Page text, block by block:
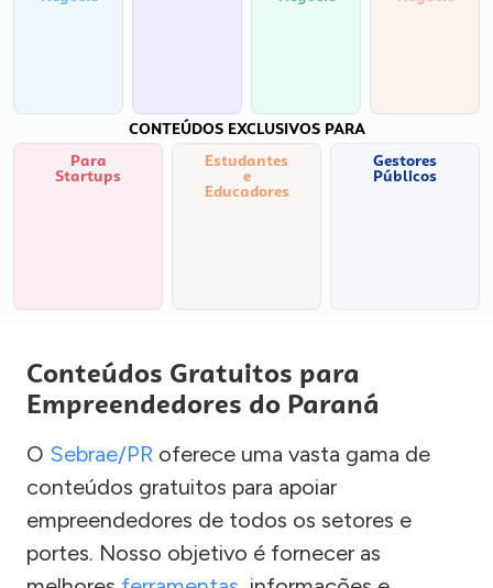
CONTEÚDOS EXCLUSIVOS PARA
Para
Startups
Estudantes
e
Educadores
Gestores
Públicos
Conteúdos Gratuitos para
Empreendedores do Paraná
O Sebrae/PR oferece uma vasta gama de
conteúdos gratuitos para apoiar
empreendedores de todos os setores e
portes. Nosso objetivo é fornecer as